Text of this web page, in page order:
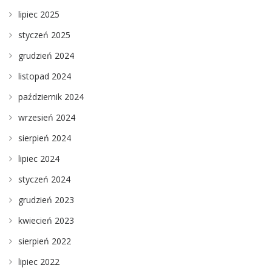
lipiec 2025
styczeń 2025
grudzień 2024
listopad 2024
październik 2024
wrzesień 2024
sierpień 2024
lipiec 2024
styczeń 2024
grudzień 2023
kwiecień 2023
sierpień 2022
lipiec 2022